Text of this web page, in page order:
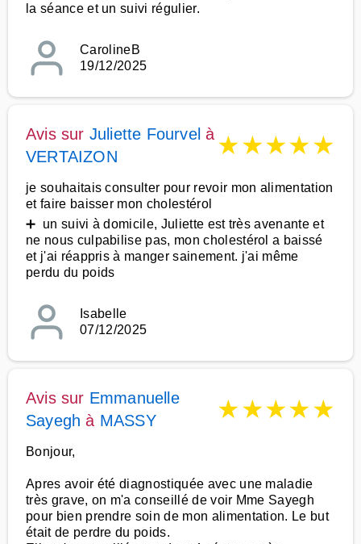
la séance et un suivi régulier.
CarolineB
19/12/2025
Avis sur Juliette Fourvel à
VERTAIZON
★★★★★
je souhaitais consulter pour revoir mon alimentation
et faire baisser mon cholestérol
➕ un suivi à domicile, Juliette est très avenante et
ne nous culpabilise pas, mon cholestérol a baissé
et j'ai réappris à manger sainement. j'ai même
perdu du poids
Isabelle
07/12/2025
Avis sur Emmanuelle
Sayegh à MASSY ★★★★★
Bonjour,
Apres avoir été diagnostiquée avec une maladie
très grave, on m'a conseillé de voir Mme Sayegh
pour bien prendre soin de mon alimentation. Le but
était de perdre du poids.